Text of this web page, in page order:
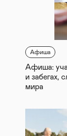
Афиша
Афиша:
и забегах,
мира